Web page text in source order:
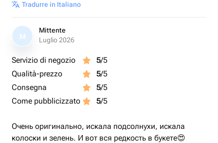
Tradurre in Italiano
M
Mittente
Luglio 2026
Servizio di negozio 5/5
Qualità-prezzo
5/5
Consegna
5/5
Come pubblicizzato
5/5
Очень оригинально, искала подсолнухи, искала
колоски и зелень. И вот вся редкость в букете😍